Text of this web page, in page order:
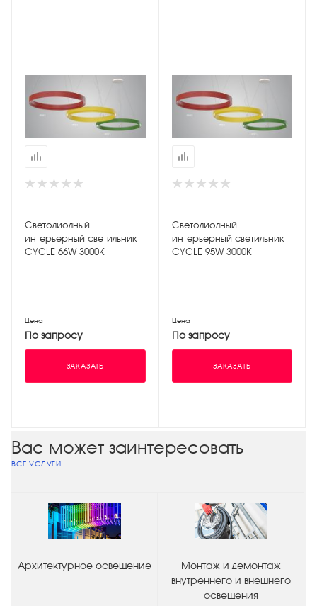
Светодиодный
интерьерный светильник
CYCLE 66W 3000K
Цена
По запросу
ЗАКАЗАТЬ
Светодиодный
интерьерный светильник
CYCLE 95W 3000K
Цена
По запросу
ЗАКАЗАТЬ
Вас может заинтересовать
ВСЕ УСЛУГИ
Архитектурное освещение
Монтаж и демонтаж
внутреннего и внешнего
освещения